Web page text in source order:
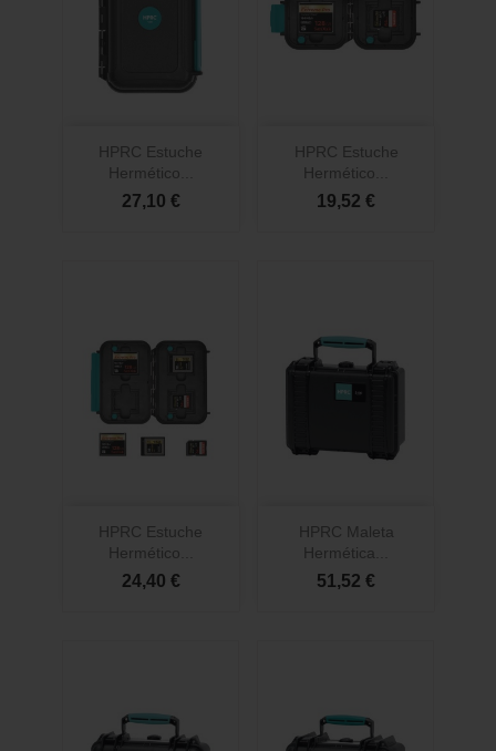
HPRC Estuche
Hermético...
27,10 €
HPRC Estuche
Hermético...
19,52 €
HPRC Estuche
Hermético...
24,40 €
HPRC Maleta
Hermética...
51,52 €